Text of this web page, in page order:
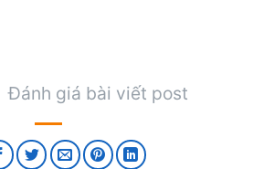
Đánh giá bài viết post